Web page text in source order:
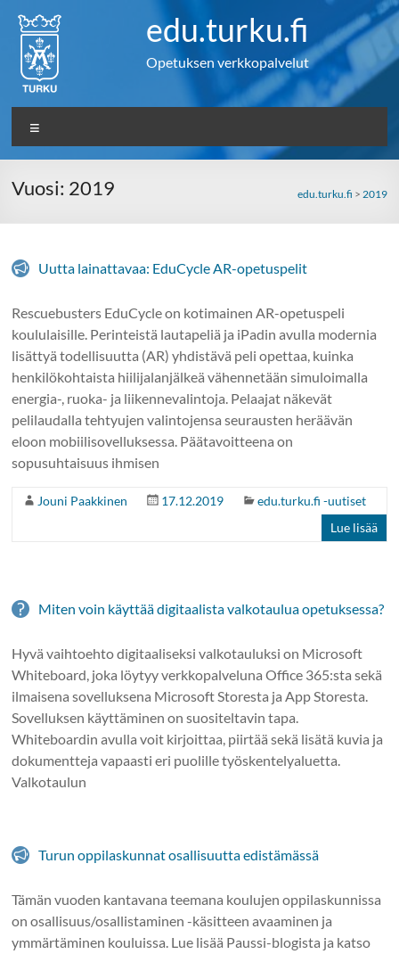
content
edu.turku.fi
Opetuksen verkkopalvelut
Vuosi: 2019 edu.turku.fi > 2019
Uutta lainattavaa: EduCycle AR-opetuspelit
Rescuebusters EduCycle on kotimainen AR-opetuspeli
koululaisille. Perinteistä lautapeliä ja iPadin avulla modernia
lisättyä todellisuutta (AR) yhdistävä peli opettaa, kuinka
henkilökohtaista hiilijalanjälkeä vähennetään simuloimalla
energia-, ruoka- ja liikennevalintoja. Pelaajat näkevät
pelilaudalla tehtyujen valintojensa seurausten heräävän
eloon mobiilisovelluksessa. Päätavoitteena on
sopusuhtaisuus ihmisen
Jouni Paakkinen 17.12.2019
edu.turku.fi -uutiset
Lue lisää
Miten voin käyttää digitaalista valkotaulua opetuksessa?
Hyvä vaihtoehto digitaaliseksi valkotauluksi on Microsoft
Whiteboard, joka löytyy verkkopalveluna Office 365:sta sekä
ilmaisena sovelluksena Microsoft Storesta ja App Storesta.
Sovelluksen käyttäminen on suositeltavin tapa.
Whiteboardin avulla voit kirjoittaa, piirtää sekä lisätä kuvia ja
dokumentteja vapaasti eri puolille työskentelyaluetta.
Valkotaulun
Turun oppilaskunnat osallisuutta edistämässä
Tämän vuoden kantavana teemana koulujen oppilaskunnissa
on osallisuus/osallistaminen -käsitteen avaaminen ja
ymmärtäminen kouluissa. Lue lisää Paussi-blogista ja katso